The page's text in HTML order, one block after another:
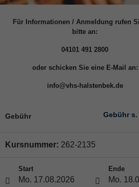
Für Informationen / Anmeldung rufen
bitte an:
04101 491 2800
oder schicken Sie eine E-Mail an:
info@vhs-halstenbek.de
Gebühr Gebühr s.
Kursnummer: 262-2135
Start
Mo. 17.08.2026
Ende
Mo.